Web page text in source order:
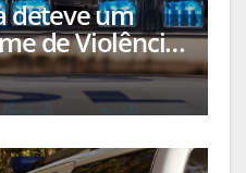
deteve um
de Violência
grave